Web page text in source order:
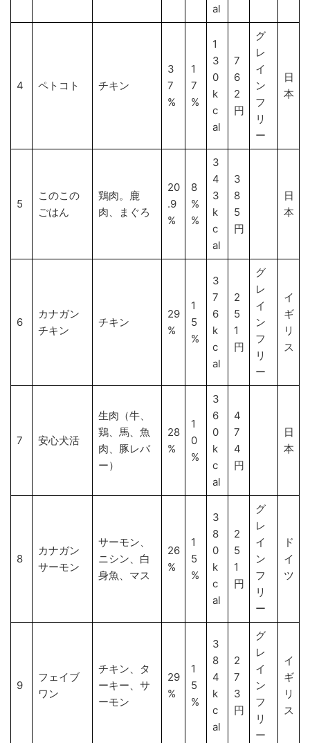
al
4 ペトコト チキン
3
7
%
1
7
%
1
3
0
k
c
al
7
6
2
円
グ
レ
イ
ン
フ
リ
ー
日
本
5
このこの
ごはん
鶏肉。鹿
肉、まぐろ
20
.9
%
8
%
%
3
4
3
k
c
al
3
8
5
円
日
本
6
カナガン
チキン
チキン
29
%
1
5
%
3
7
6
k
c
al
2
5
1
円
グ
レ
イ
ン
フ
リ
ー
イ
ギ
リ
ス
7 安心犬活
生肉（牛、
鶏、馬、魚
肉、豚レバ
ー）
28
%
1
0
%
3
6
0
k
c
al
4
7
4
円
日
本
8
カナガン
サーモン
サーモン、
ニシン、白
身魚、マス
26
%
1
5
%
3
8
0
k
c
al
2
5
1
円
グ
レ
イ
ン
フ
リ
ー
ド
イ
ツ
9
フェイブ
ワン
チキン、タ
ーキー、サ
ーモン
29
%
1
5
%
3
8
4
k
c
al
2
7
3
円
グ
レ
イ
ン
フ
リ
ー
イ
ギ
リ
ス